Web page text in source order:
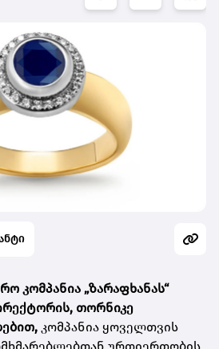
კომპანია „ზარაფხანას“
თორნიკე
კომპანია ყოველთვის